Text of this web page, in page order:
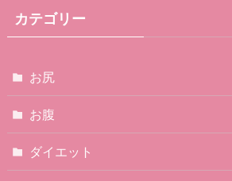
カテゴリー
お尻
お腹
ダイエット